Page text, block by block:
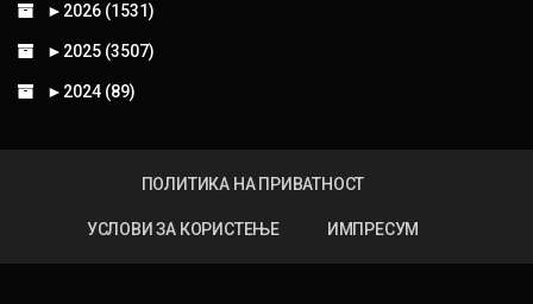
► 2026 (1531)
► 2025 (3507)
► 2024 (89)
ПОЛИТИКА НА ПРИВАТНОСТ
УСЛОВИ ЗА КОРИСТЕЊЕ ИМПРЕСУМ